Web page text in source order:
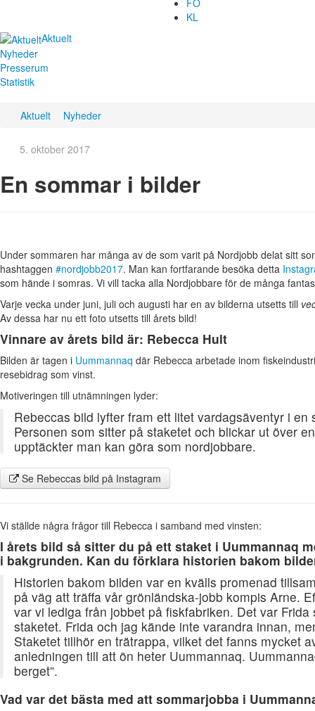
KL
Aktuelt
Nyheder
Presserum
Statistik
Aktuelt Nyheder
5. oktober 2017
En sommar i bilder
Under sommaren har många av de som varit på Nordjobb delat sitt
hashtaggen #nordjobb2017. Man kan fortfarande besöka detta
som hände i somras. Vi vill tacka alla Nordjobbare för de många
Varje vecka under juni, juli och augusti har en av bilderna utsetts till
Av dessa har nu ett foto utsetts till årets bild!
Vinnare av årets bild är: Rebecca Hult
Bilden är tagen i Uummannaq där Rebecca arbetade inom
resebidrag som vinst.
Motiveringen till utnämningen lyder:
Rebeccas bild lyfter fram ett litet vardagsäventyr i en
Personen som sitter på staketet och blickar ut över
upptäckter man kan göra som nordjobbare.
Se Rebeccas bild på Instagram
Vi ställde några frågor till Rebecca i samband med vinsten:
I årets bild så sitter du på ett staket i Uummannaq
i bakgrunden. Kan du förklara historien bakom
Historien bakom bilden var en kvälls promenad
på väg att träffa vår grönländska-jobb kompis Arne.
var vi lediga från jobbet på fiskfabriken. Det var
staketet. Frida och jag kände inte varandra innan,
Staketet tillhör en trätrappa, vilket det fanns mycket
anledningen till att ön heter Uummannaq.
berget”.
Vad var det bästa med att sommarjobba i